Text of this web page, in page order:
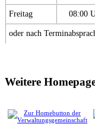
Freitag 08:00
oder nach
Weitere